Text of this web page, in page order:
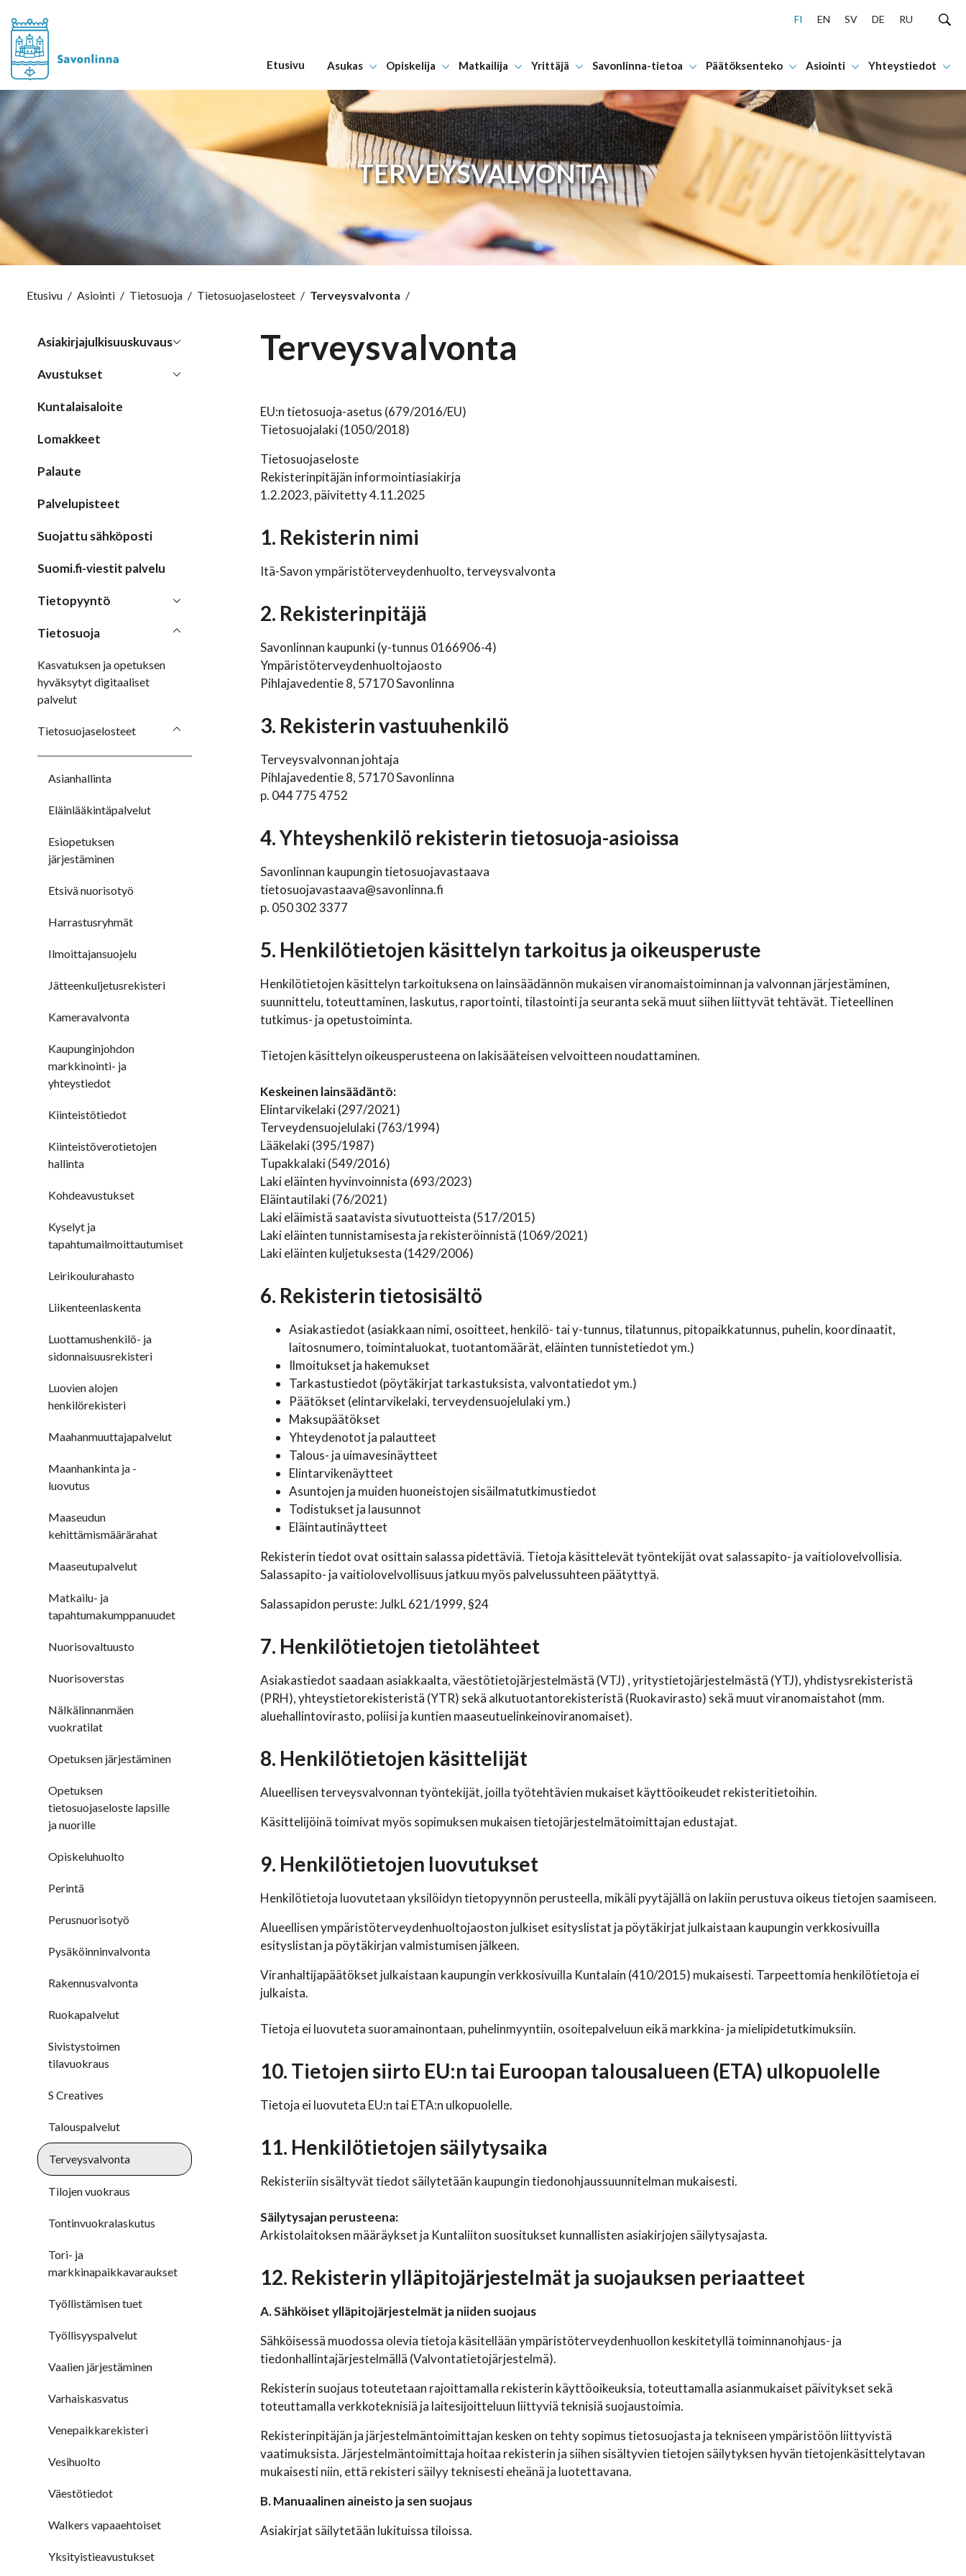
Hyppää sisältöön
FI EN SV DE RU
Etusivu Asukas Opiskelija Matkailija Yrittäjä Savonlinna-tietoa Päätöksenteko Asiointi Yhteystiedot
TERVEYSVALVONTA
Etusivu / Asiointi / Tietosuoja / Tietosuojaselosteet / Terveysvalvonta /
Asiakirjajulkisuuskuvaus
Avustukset
Kuntalaisaloite
Lomakkeet
Palaute
Palvelupisteet
Suojattu sähköposti
Suomi.fi-viestit palvelu
Tietopyyntö
Tietosuoja
Kasvatuksen ja opetuksen
hyväksytyt digitaaliset
palvelut
Tietosuojaselosteet
Asianhallinta
Eläinlääkintäpalvelut
Esiopetuksen
järjestäminen
Etsivä nuorisotyö
Harrastusryhmät
Ilmoittajansuojelu
Jätteenkuljetusrekisteri
Kameravalvonta
Kaupunginjohdon
markkinointi- ja
yhteystiedot
Kiinteistötiedot
Kiinteistöverotietojen
hallinta
Kohdeavustukset
Kyselyt ja
tapahtumailmoittautumiset
Leirikoulurahasto
Liikenteenlaskenta
Luottamushenkilö- ja
sidonnaisuusrekisteri
Luovien alojen
henkilörekisteri
Maahanmuuttajapalvelut
Maanhankinta ja -
luovutus
Maaseudun
kehittämismäärärahat
Maaseutupalvelut
Matkailu- ja
tapahtumakumppanuudet
Nuorisovaltuusto
Nuorisoverstas
Nälkälinnanmäen
vuokratilat
Opetuksen järjestäminen
Opetuksen
tietosuojaseloste lapsille
ja nuorille
Opiskeluhuolto
Perintä
Perusnuorisotyö
Pysäköinninvalvonta
Rakennusvalvonta
Ruokapalvelut
Sivistystoimen
tilavuokraus
S Creatives
Talouspalvelut
Terveysvalvonta
Tilojen vuokraus
Tontinvuokralaskutus
Tori- ja
markkinapaikkavaraukset
Työllistämisen tuet
Työllisyyspalvelut
Vaalien järjestäminen
Varhaiskasvatus
Venepaikkarekisteri
Vesihuolto
Väestötiedot
Walkers vapaaehtoiset
Yksityistieavustukset
Terveysvalvonta
EU:n tietosuoja-asetus (679/2016/EU)
Tietosuojalaki (1050/2018)
Tietosuojaseloste
Rekisterinpitäjän informointiasiakirja
1.2.2023, päivitetty 4.11.2025
1. Rekisterin nimi
Itä-Savon ympäristöterveydenhuolto, terveysvalvonta
2. Rekisterinpitäjä
Savonlinnan kaupunki (y-tunnus 0166906-4)
Ympäristöterveydenhuoltojaosto
Pihlajavedentie 8, 57170 Savonlinna
3. Rekisterin vastuuhenkilö
Terveysvalvonnan johtaja
Pihlajavedentie 8, 57170 Savonlinna
p. 044 775 4752
4. Yhteyshenkilö rekisterin tietosuoja-asioissa
Savonlinnan kaupungin tietosuojavastaava
tietosuojavastaava@savonlinna.fi
p. 050 302 3377
5. Henkilötietojen käsittelyn tarkoitus ja oikeusperuste
Henkilötietojen käsittelyn tarkoituksena on lainsäädännön mukaisen viranomaistoiminnan ja valvonnan järjestäminen,
suunnittelu, toteuttaminen, laskutus, raportointi, tilastointi ja seuranta sekä muut siihen liittyvät tehtävät. Tieteellinen
tutkimus- ja opetustoiminta.
Tietojen käsittelyn oikeusperusteena on lakisääteisen velvoitteen noudattaminen.
Keskeinen lainsäädäntö:
Elintarvikelaki (297/2021)
Terveydensuojelulaki (763/1994)
Lääkelaki (395/1987)
Tupakkalaki (549/2016)
Laki eläinten hyvinvoinnista (693/2023)
Eläintautilaki (76/2021)
Laki eläimistä saatavista sivutuotteista (517/2015)
Laki eläinten tunnistamisesta ja rekisteröinnistä (1069/2021)
Laki eläinten kuljetuksesta (1429/2006)
6. Rekisterin tietosisältö
Asiakastiedot (asiakkaan nimi, osoitteet, henkilö- tai y-tunnus, tilatunnus, pitopaikkatunnus, puhelin, koordinaatit,
laitosnumero, toimintaluokat, tuotantomäärät, eläinten tunnistetiedot ym.)
Ilmoitukset ja hakemukset
Tarkastustiedot (pöytäkirjat tarkastuksista, valvontatiedot ym.)
Päätökset (elintarvikelaki, terveydensuojelulaki ym.)
Maksupäätökset
Yhteydenotot ja palautteet
Talous- ja uimavesinäytteet
Elintarvikenäytteet
Asuntojen ja muiden huoneistojen sisäilmatutkimustiedot
Todistukset ja lausunnot
Eläintautinäytteet
Rekisterin tiedot ovat osittain salassa pidettäviä. Tietoja käsittelevät työntekijät ovat salassapito- ja vaitiolovelvollisia.
Salassapito- ja vaitiolovelvollisuus jatkuu myös palvelussuhteen päätyttyä.
Salassapidon peruste: JulkL 621/1999, §24
7. Henkilötietojen tietolähteet
Asiakastiedot saadaan asiakkaalta, väestötietojärjestelmästä (VTJ) , yritystietojärjestelmästä (YTJ), yhdistysrekisteristä
(PRH), yhteystietorekisteristä (YTR) sekä alkutuotantorekisteristä (Ruokavirasto) sekä muut viranomaistahot (mm.
aluehallintovirasto, poliisi ja kuntien maaseutuelinkeinoviranomaiset).
8. Henkilötietojen käsittelijät
Alueellisen terveysvalvonnan työntekijät, joilla työtehtävien mukaiset käyttöoikeudet rekisteritietoihin.
Käsittelijöinä toimivat myös sopimuksen mukaisen tietojärjestelmätoimittajan edustajat.
9. Henkilötietojen luovutukset
Henkilötietoja luovutetaan yksilöidyn tietopyynnön perusteella, mikäli pyytäjällä on lakiin perustuva oikeus tietojen saamiseen.
Alueellisen ympäristöterveydenhuoltojaoston julkiset esityslistat ja pöytäkirjat julkaistaan kaupungin verkkosivuilla
esityslistan ja pöytäkirjan valmistumisen jälkeen.
Viranhaltijapäätökset julkaistaan kaupungin verkkosivuilla Kuntalain (410/2015) mukaisesti. Tarpeettomia henkilötietoja ei
julkaista.
Tietoja ei luovuteta suoramainontaan, puhelinmyyntiin, osoitepalveluun eikä markkina- ja mielipidetutkimuksiin.
10. Tietojen siirto EU:n tai Euroopan talousalueen (ETA) ulkopuolelle
Tietoja ei luovuteta EU:n tai ETA:n ulkopuolelle.
11. Henkilötietojen säilytysaika
Rekisteriin sisältyvät tiedot säilytetään kaupungin tiedonohjaussuunnitelman mukaisesti.
Säilytysajan perusteena:
Arkistolaitoksen määräykset ja Kuntaliiton suositukset kunnallisten asiakirjojen säilytysajasta.
12. Rekisterin ylläpitojärjestelmät ja suojauksen periaatteet
A. Sähköiset ylläpitojärjestelmät ja niiden suojaus
Sähköisessä muodossa olevia tietoja käsitellään ympäristöterveydenhuollon keskitetyllä toiminnanohjaus- ja
tiedonhallintajärjestelmällä (Valvontatietojärjestelmä).
Rekisterin suojaus toteutetaan rajoittamalla rekisterin käyttöoikeuksia, toteuttamalla asianmukaiset päivitykset sekä
toteuttamalla verkkoteknisiä ja laitesijoitteluun liittyviä teknisiä suojaustoimia.
Rekisterinpitäjän ja järjestelmäntoimittajan kesken on tehty sopimus tietosuojasta ja tekniseen ympäristöön liittyvistä
vaatimuksista. Järjestelmäntoimittaja hoitaa rekisterin ja siihen sisältyvien tietojen säilytyksen hyvän tietojenkäsittelytavan
mukaisesti niin, että rekisteri säilyy teknisesti eheänä ja luotettavana.
B. Manuaalinen aineisto ja sen suojaus
Asiakirjat säilytetään lukituissa tiloissa.